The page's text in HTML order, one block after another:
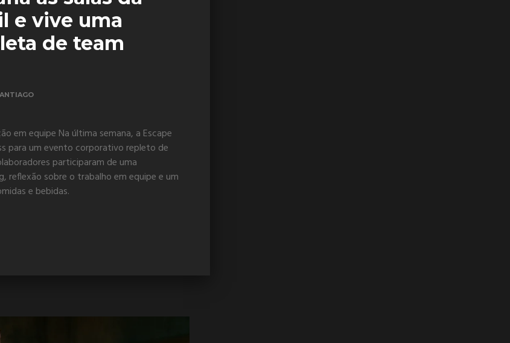
e vive uma
de team
em equipe Na última semana, a Escape
para um evento corporativo repleto de
participaram de uma
reflexão sobre o trabalho em equipe e um
e bebidas.